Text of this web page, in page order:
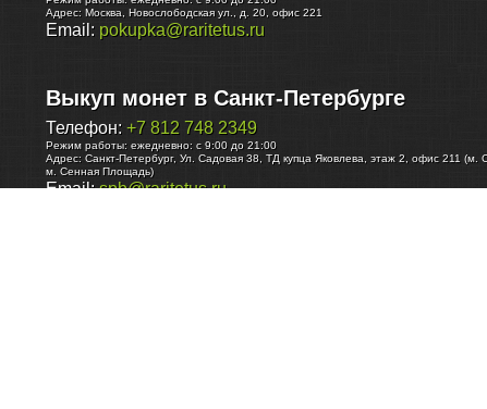
Адрес: Москва Новослободская ул., д. 20, офис 221
Email: pokupka@raritetus.ru
Выкуп монет в Санкт-Петербурге
Телефон: +7 812 748 2349
Режим работы: ежедневно: с 9:00 до 21:00
Адрес: Санкт-Петербург, Ул. Садовая 38, ТД купца Яковлева, этаж 2, офис 211 (м.
м. Сенная Площадь)
Email:spb@raritetus.ru